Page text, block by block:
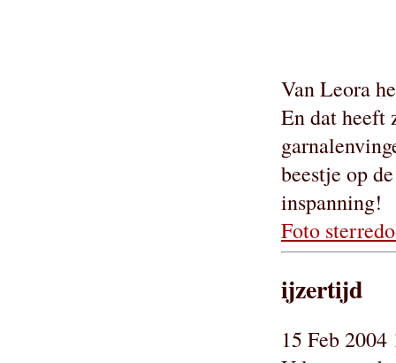
Van Leora
En dat heeft
beestje op
inspanning!
Foto
ijzertijd
15 Feb 2004